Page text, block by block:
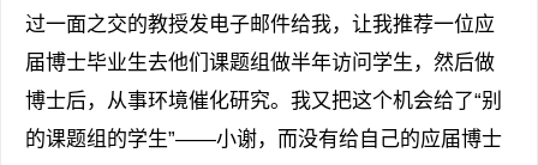
过一面之交的教授发电子邮件给我，让我推荐一位应
届博士毕业生去他们课题组做半年访问学生，然后做
博士后，从事环境催化研究。我又把这个机会给了“别
的课题组的学生”——小谢，而没有给自己的应届博士